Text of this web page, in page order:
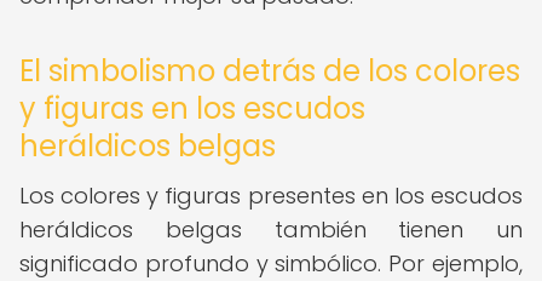
El simbolismo detrás de los colores
y figuras en los escudos
heráldicos belgas
Los colores y figuras presentes en los escudos
heráldicos belgas también tienen un
significado profundo y simbólico. Por ejemplo,